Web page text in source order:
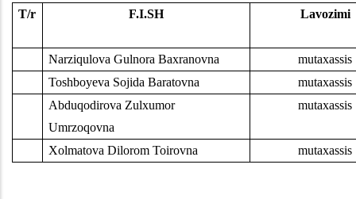
T/r F.I.SH Lavozimi
Narziqulova Gulnora Baxranovna
mutaxassis
Toshboyeva Sojida Baratovna
mutaxassis
Abduqodirova Zulxumor
Umrzoqovna
mutaxassis
Xolmatova Dilorom Toirovna mutaxassis